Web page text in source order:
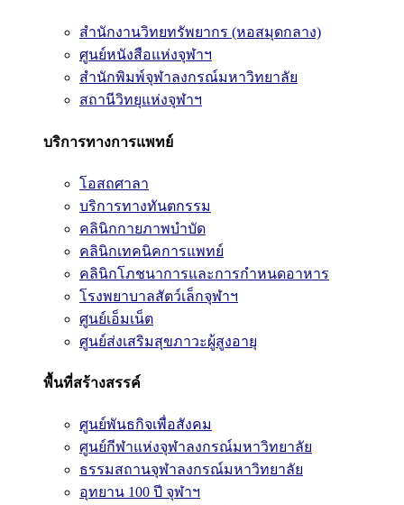
สำนักงานวิทยทรัพยากร (หอสมุดกลาง)
ศูนย์หนังสือแห่งจุฬาฯ
สำนักพิมพ์จุฬาลงกรณ์มหาวิทยาลัย
สถานีวิทยุแห่งจุฬาฯ
บริการทางการแพทย์
โอสถศาลา
บริการทางทันตกรรม
คลินิกกายภาพบำบัด
คลินิกเทคนิคการแพทย์
คลินิกโภชนาการและการกำหนดอาหาร
โรงพยาบาลสัตว์เล็กจุฬาฯ
ศูนย์เอ็มเน็ต
ศูนย์ส่งเสริมสุขภาวะผู้สูงอายุ
พื้นที่สร้างสรรค์
ศูนย์พันธกิจเพื่อสังคม
ศูนย์กีฬาแห่งจุฬาลงกรณ์มหาวิทยาลัย
ธรรมสถานจุฬาลงกรณ์มหาวิทยาลัย
อุทยาน 100 ปี จุฬาฯ